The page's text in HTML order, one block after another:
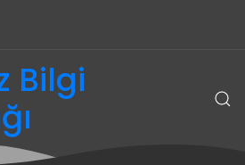
Bilgi